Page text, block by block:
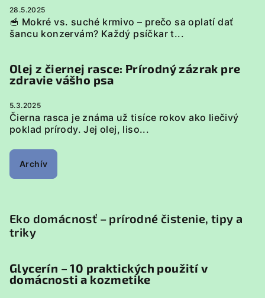
28.5.2025
🥣 Mokré vs. suché krmivo – prečo sa oplatí dať
šancu konzervám? Každý psíčkar t...
Olej z čiernej rasce: Prírodný zázrak pre
zdravie vášho psa
5.3.2025
Čierna rasca je známa už tisíce rokov ako liečivý
poklad prírody. Jej olej, liso...
Archív
Eko domácnosť – prírodné čistenie, tipy a
triky
Glycerín – 10 praktických použití v
domácnosti a kozmetike